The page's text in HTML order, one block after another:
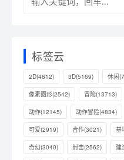
标签云
2D(4812) 3D(5169) 休闲
像素图形(2542) 冒险(13713)
动作(12145) 动作冒险(4834)
可爱(2919) 合作(3021) 基
奇幻(3040) 射击(2562) 建